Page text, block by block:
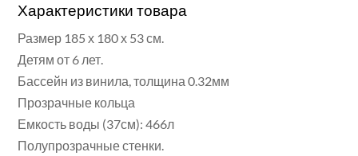
Характеристики товара
Размер 185 х 180 х 53 см.
Детям от 6 лет.
Бассейн из винила, толщина 0.32мм
Прозрачные кольца
Емкость воды (37см): 466л
Полупрозрачные стенки.